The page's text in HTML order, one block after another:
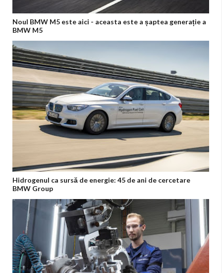
Noul BMW M5 este aici - aceasta este a șaptea generație a
BMW M5
Hidrogenul ca sursă de energie: 45 de ani de cercetare
BMW Group